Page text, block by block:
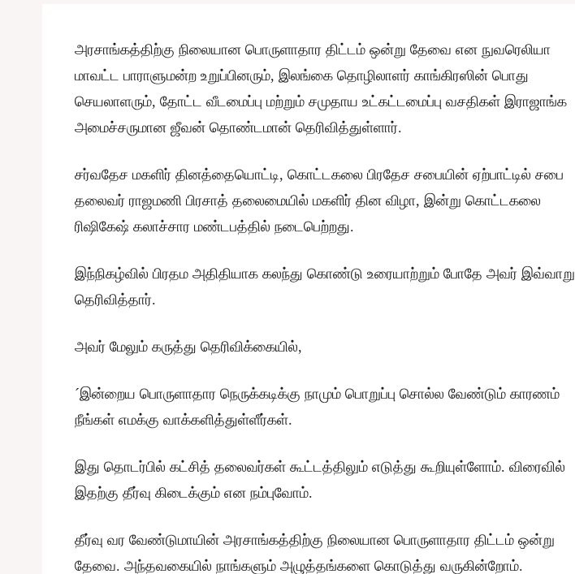
அரசாங்கத்திற்கு நிலையான பொருளாதார திட்டம் ஒன்று தேவை என நுவரெலியா
மாவட்ட பாராளுமன்ற உறுப்பினரும், இலங்கை தொழிலாளர் காங்கிரஸின் பொது
செயலாளரும், தோட்ட வீடமைப்பு மற்றும் சமுதாய உட்கட்டமைப்பு வசதிகள் இராஜாங்க
அமைச்சருமான ஜீவன் தொண்டமான் தெரிவித்துள்ளார்.
சர்வதேச மகளிர் தினத்தையொட்டி, கொட்டகலை பிரதேச சபையின் ஏற்பாட்டில் சபை
தலைவர் ராஜமணி பிரசாத் தலைமையில் மகளிர் தின விழா, இன்று கொட்டகலை
ரிஷிகேஷ் கலாச்சார மண்டபத்தில் நடைபெற்றது.
இந்நிகழ்வில் பிரதம அதிதியாக கலந்து கொண்டு உரையாற்றும் போதே அவர் இவ்வாறு
தெரிவித்தார்.
அவர் மேலும் கருத்து தெரிவிக்கையில்,
´இன்றைய பொருளாதார நெருக்கடிக்கு நாமும் பொறுப்பு சொல்ல வேண்டும் காரணம்
நீங்கள் எமக்கு வாக்களித்துள்ளீர்கள்.
இது தொடர்பில் கட்சித் தலைவர்கள் கூட்டத்திலும் எடுத்து கூறியுள்ளோம். விரைவில்
இதற்கு தீர்வு கிடைக்கும் என நம்புவோம்.
தீர்வு வர வேண்டுமாயின் அரசாங்கத்திற்கு நிலையான பொருளாதார திட்டம் ஒன்று
தேவை. அந்தவகையில் நாங்களும் அழுத்தங்களை கொடுத்து வருகின்றோம்.